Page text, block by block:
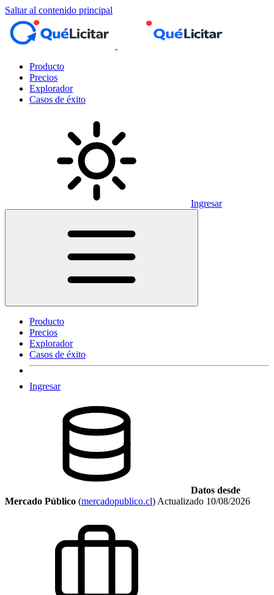
Saltar al contenido principal
Producto
Precios
Explorador
Casos de éxito
Ingresar
Producto
Precios
Explorador
Casos de éxito
Ingresar
Datos desde
Mercado Público (mercadopublico.cl) Actualizado 10/08/2026